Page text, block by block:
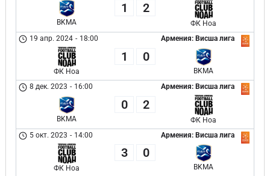
BKMA
1 2
ФК Ноа
Армения: Висша лига
19 апр. 2024 - 18:00
ФК Ноа
1 0
BKMA
Армения: Висша лига
8 дек. 2023 - 16:00
BKMA
0 2
ФК Ноа
Армения: Висша лига
5 окт. 2023 - 14:00
ФК Ноа
3 0
BKMA